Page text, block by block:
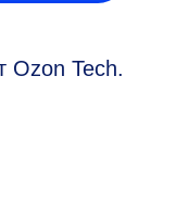
Ozon Tech.